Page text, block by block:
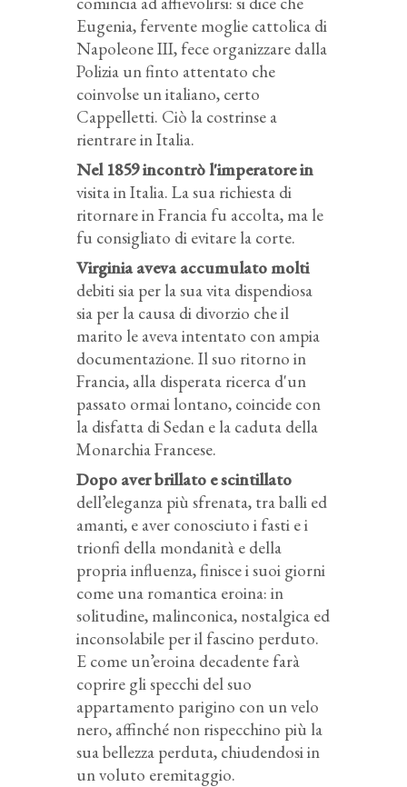
Eugenia, fervente moglie cattolica di
Napoleone III, fece organizzare dalla
Polizia un finto attentato che
coinvolse un italiano, certo
Cappelletti. Ciò la costrinse a
rientrare in Italia.
Nel 1859 incontrò l'imperatore in
visita in Italia. La sua richiesta di
ritornare in Francia fu accolta, ma le
fu consigliato di evitare la corte.
Virginia aveva accumulato molti
debiti sia per la sua vita dispendiosa
sia per la causa di divorzio che il
marito le aveva intentato con ampia
documentazione. Il suo ritorno in
Francia, alla disperata ricerca d'un
passato ormai lontano, coincide con
la disfatta di Sedan e la caduta della
Monarchia Francese.
Dopo aver brillato e scintillato
dell’eleganza più sfrenata, tra balli ed
amanti, e aver conosciuto i fasti e i
trionfi della mondanità e della
propria influenza, finisce i suoi giorni
come una romantica eroina: in
solitudine, malinconica, nostalgica ed
inconsolabile per il fascino perduto.
E come un’eroina decadente farà
coprire gli specchi del suo
appartamento parigino con un velo
nero, affinché non rispecchino più la
sua bellezza perduta, chiudendosi in
un voluto eremitaggio.